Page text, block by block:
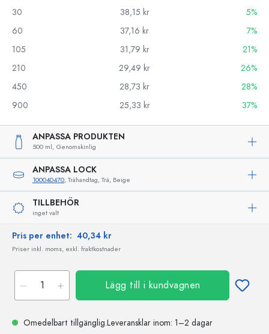
30
38,15 kr
5%
60
37,16 kr
7%
105
31,79 kr
21%
210
29,49 kr
26%
450
28,73 kr
28%
900
25,33 kr 37%
ANPASSA PRODUKTEN
500 ml, Genomskinlig
ANPASSA LOCK
100040470, Trähandtag, Trä, Beige
TILLBEHÖR
inget valt
Pris per enhet: 40,34 kr
Priser inkl. moms, exkl. fraktkostnader
Lägg till i kundvagnen
Omedelbart tillgänglig.Leveransklar inom: 1–2 dagar